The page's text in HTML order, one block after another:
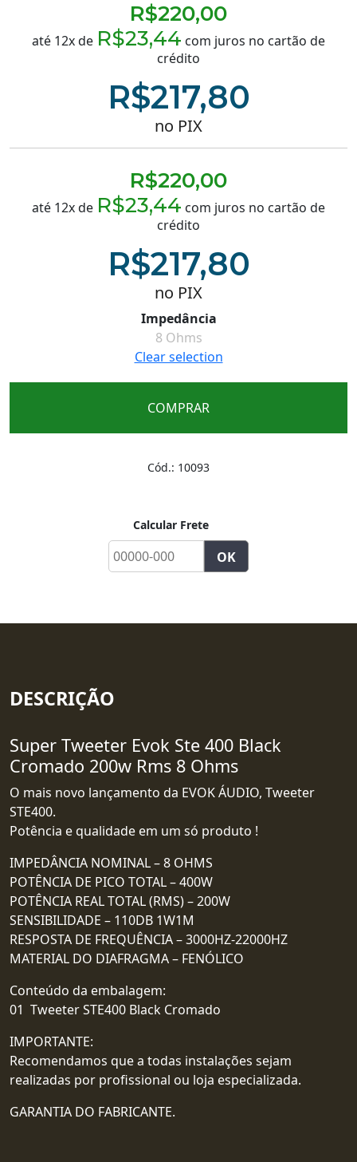
R$220,00
até 12x de R$23,44 com juros no cartão de
crédito
R$217,80
no PIX
R$220,00
até 12x de R$23,44 com juros no cartão de
crédito
R$217,80
no PIX
Impedância
8 Ohms
Clear selection
COMPRAR
Cód.: 10093
Calcular Frete
DESCRIÇÃO
Super Tweeter Evok Ste 400 Black
Cromado 200w Rms 8 Ohms
O mais novo lançamento da EVOK ÁUDIO, Tweeter
STE400.
Potência e qualidade em um só produto !
IMPEDÂNCIA NOMINAL – 8 OHMS
POTÊNCIA DE PICO TOTAL – 400W
POTÊNCIA REAL TOTAL (RMS) – 200W
SENSIBILIDADE – 110DB 1W1M
RESPOSTA DE FREQUÊNCIA – 3000HZ-22000HZ
MATERIAL DO DIAFRAGMA – FENÓLICO
Conteúdo da embalagem:
01 Tweeter STE400 Black Cromado
IMPORTANTE:
Recomendamos que a todas instalações sejam
realizadas por profissional ou loja especializada.
GARANTIA DO FABRICANTE.